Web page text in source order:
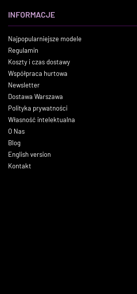
INFORMACJE
Najpopularniejsze modele
Regulamin
Koszty i czas dostawy
Współpraca hurtowa
Newsletter
Dostawa Warszawa
Polityka prywatności
Własność intelektualna
O Nas
Blog
English version
Kontakt